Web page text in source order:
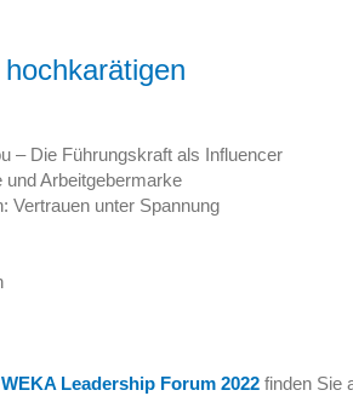
– Die Führungskraft als Influencer
Arbeitgebermarke
Vertrauen unter Spannung
Leadership Forum 2022 finden Sie